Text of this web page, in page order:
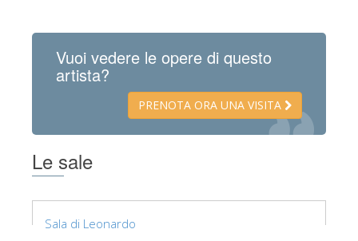
Vuoi vedere le opere di questo
artista?
PRENOTA ORA UNA VISITA
Le sale
Sala di Leonardo